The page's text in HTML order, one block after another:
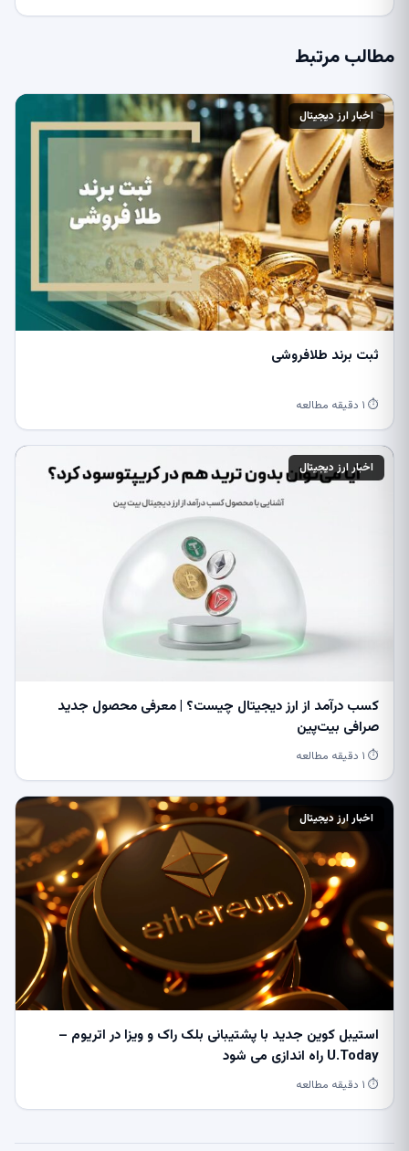
مطالب مرتبط
اخبار ارز دیجیتال
ثبت برند طلافروشی
⏱ ۱ دقیقه مطالعه
اخبار ارز دیجیتال
کسب درآمد از ارز دیجیتال چیست؟ | معرفی محصول جدید
صرافی بیت‌پین
⏱ ۱ دقیقه مطالعه
اخبار ارز دیجیتال
استیبل کوین جدید با پشتیبانی بلک راک و ویزا در اتریوم –
U.Today راه اندازی می شود
⏱ ۱ دقیقه مطالعه